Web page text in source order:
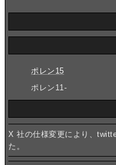
ポレン15
ポレン11-
X 社の仕様変更により、
た。